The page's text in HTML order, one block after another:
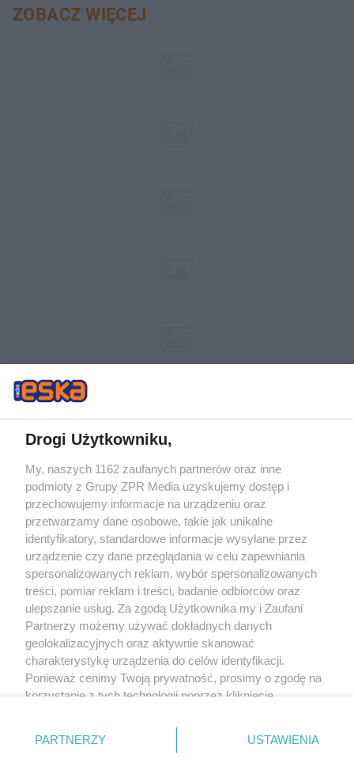
ZOBACZ WIĘCEJ
Żaden utwór zamieszczony w serwisie nie może być powielany i
rozpowszechniany lub dalej rozpowszechniany w jakikolwiek sposób (w
tym także elektroniczny lub mechaniczny) na jakimkolwiek polu
eksploatacji w jakiejkolwiek formie, włącznie z umieszczaniem w Internecie
bez pisemnej zgody właściciela praw. Jakiekolwiek użycie lub
wykorzystanie utworów w całości lub w części z naruszeniem prawa, tzn.
bez właściwej zgody, jest zabronione pod groźbą kary i może być ścigane
prawnie.
O nas
Drogi Użytkowniku,
My, naszych 1162 zaufanych partnerów oraz inne
podmioty z Grupy ZPR Media uzyskujemy dostęp i
przechowujemy informacje na urządzeniu oraz
przetwarzamy dane osobowe, takie jak unikalne
identyfikatory, standardowe informacje wysyłane przez
urządzenie czy dane przeglądania w celu zapewniania
spersonalizowanych reklam, wybór spersonalizowanych
treści, pomiar reklam i treści, badanie odbiorców oraz
ulepszanie usług. Za zgodą Użytkownika my i Zaufani
Partnerzy możemy używać dokładnych danych
geolokalizacyjnych oraz aktywnie skanować
charakterystykę urządzenia do celów identyfikacji.
Ponieważ cenimy Twoją prywatność, prosimy o zgodę na
korzystanie z tych technologii poprzez kliknięcie
zmienić/wycofać klikając przycisk ustawień prywatności
znajdujący się w lewym dolnym rogu strony
PARTNERZY USTAWIENIA